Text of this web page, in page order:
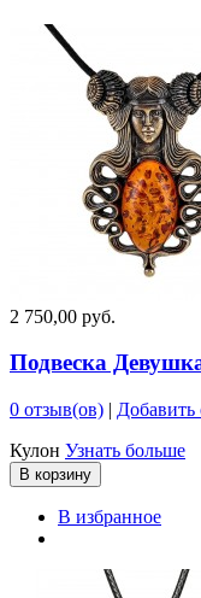
2 750,00 руб.
Подвеска
0 отзыв(ов) | Добавить
Кулон Узнать больше
В корзину
В избранное